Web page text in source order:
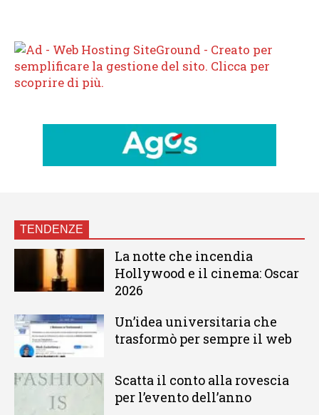
TENDENZE
La notte che incendia
Hollywood e il cinema: Oscar
2026
Un’idea universitaria che
trasformò per sempre il web
Scatta il conto alla rovescia
per l’evento dell’anno